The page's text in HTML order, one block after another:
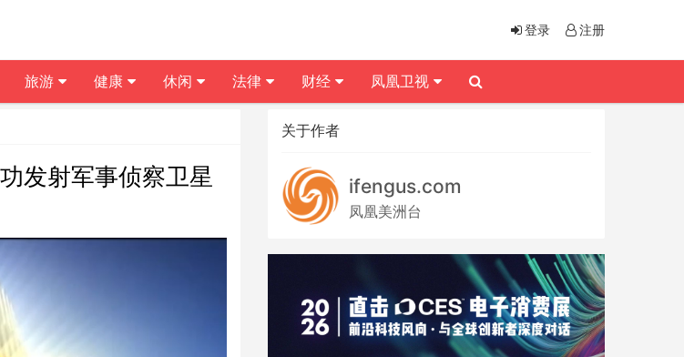
发射军事侦察卫星
关于作者
ifengus.com
凤凰美洲台
登录 注册
旅游 健康 休闲 法律 财经 凤凰卫视